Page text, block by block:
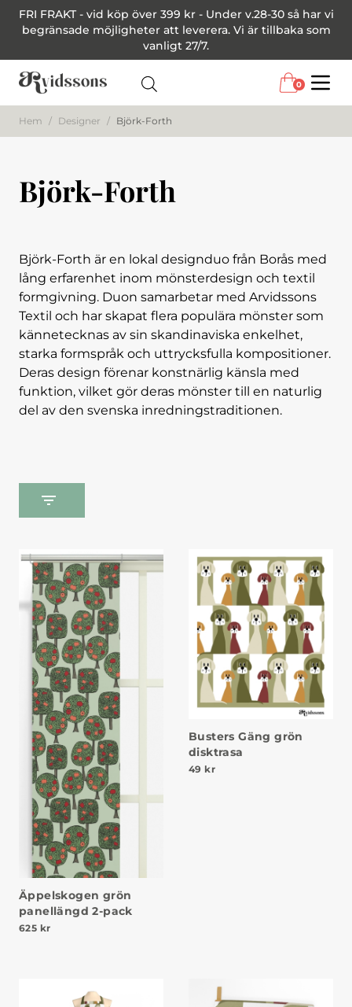
FRI FRAKT - vid köp över 399 kr - Under v.28-30 så har vi
begränsade möjligheter att leverera. Vi är tillbaka som
vanligt 27/7.
0
Hem / Designer / Björk-Forth
Björk-Forth
Björk-Forth är en lokal designduo från Borås med
lång erfarenhet inom mönsterdesign och textil
formgivning. Duon samarbetar med Arvidssons
Textil och har skapat flera populära mönster som
kännetecknas av sin skandinaviska enkelhet,
starka formspråk och uttrycksfulla kompositioner.
Deras design förenar konstnärlig känsla med
funktion, vilket gör deras mönster till en naturlig
del av den svenska inredningstraditionen.
Äppelskogen grön
panellängd 2-pack
625 kr
Busters Gäng grön
disktrasa
49 kr